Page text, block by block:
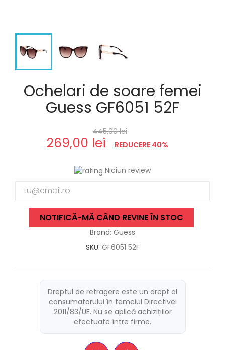
Ochelari de soare femei
Guess GF6051 52F
445,00 lei
269,00 lei REDUCERE 40%
Niciun review
NOTIFICĂ-MĂ CÂND REVINE ÎN STOC
Brand: Guess
SKU: GF6051 52F
Dreptul de retragere este un drept al
consumatorului în temeiul Directivei
2011/83/UE. Nu se aplică achizițiilor
efectuate între firme.